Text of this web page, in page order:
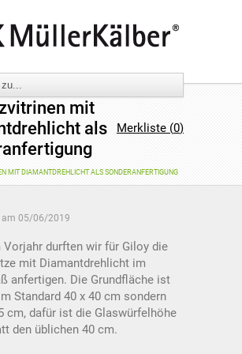
Merkliste (0)
mit
als
MIT DIAMANTDREHLICHT ALS SONDERANFERTIGUNG
am 05/06/2019
Vorjahr durften wir für Giloy die
mit Diamantdrehlicht im
anfertigen. Die Grundfläche ist
Standard 40 x 40 cm sondern
cm, dafür ist die Glaswürfelhöhe
den üblichen 40 cm.